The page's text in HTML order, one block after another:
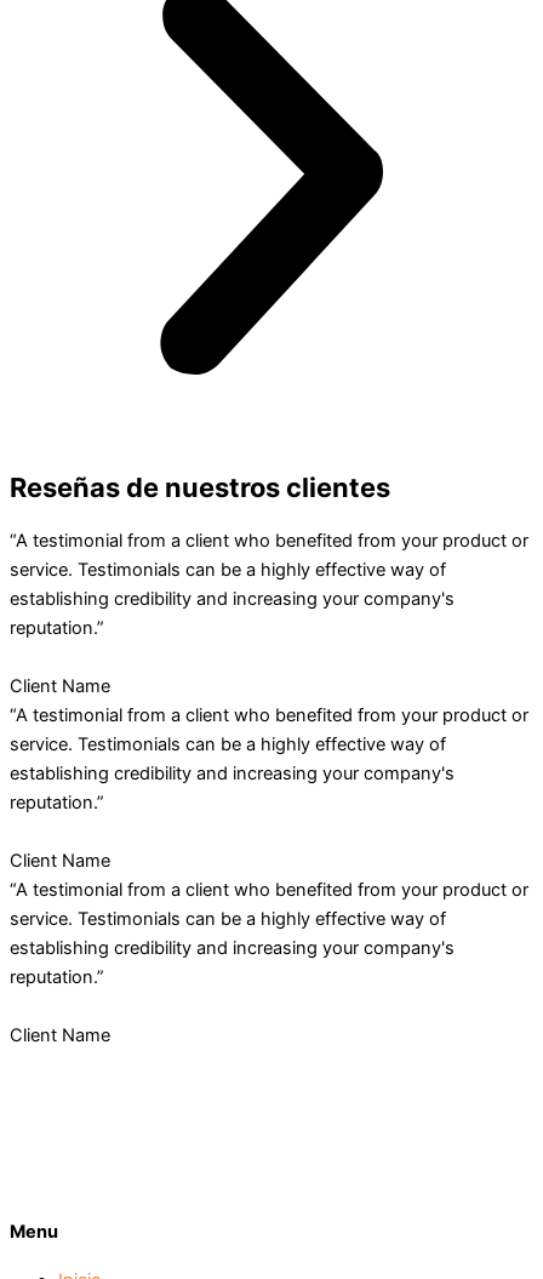
Reseñas de nuestros clientes
“A testimonial from a client who benefited from your product or
service. Testimonials can be a highly effective way of
establishing credibility and increasing your company's
reputation.”
Client Name
“A testimonial from a client who benefited from your product or
service. Testimonials can be a highly effective way of
establishing credibility and increasing your company's
reputation.”
Client Name
“A testimonial from a client who benefited from your product or
service. Testimonials can be a highly effective way of
establishing credibility and increasing your company's
reputation.”
Client Name
Menu